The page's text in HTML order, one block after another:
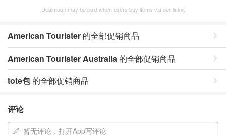
Dealmoon may be paid when users buy items via our links.
American Tourister 的全部促销商品
American Tourister Australia 的全部促销商品
tote包的全部促销商品
评论
暂无评论，打开App写评论